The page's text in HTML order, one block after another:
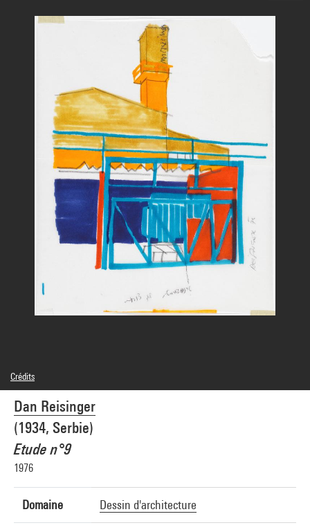
Dan Reisinger
(1934, Serbie)
Etude n°9
1976
Domaine Dessin d'architecture
Crédits
© Dan Reisinger
Crédit photographique : Centre Pompidou, MNAM-CCI/Georges Meguerditchian/Dist.
GrandPalaisRmn
Réf. image : 4N25752
Diffusion image :